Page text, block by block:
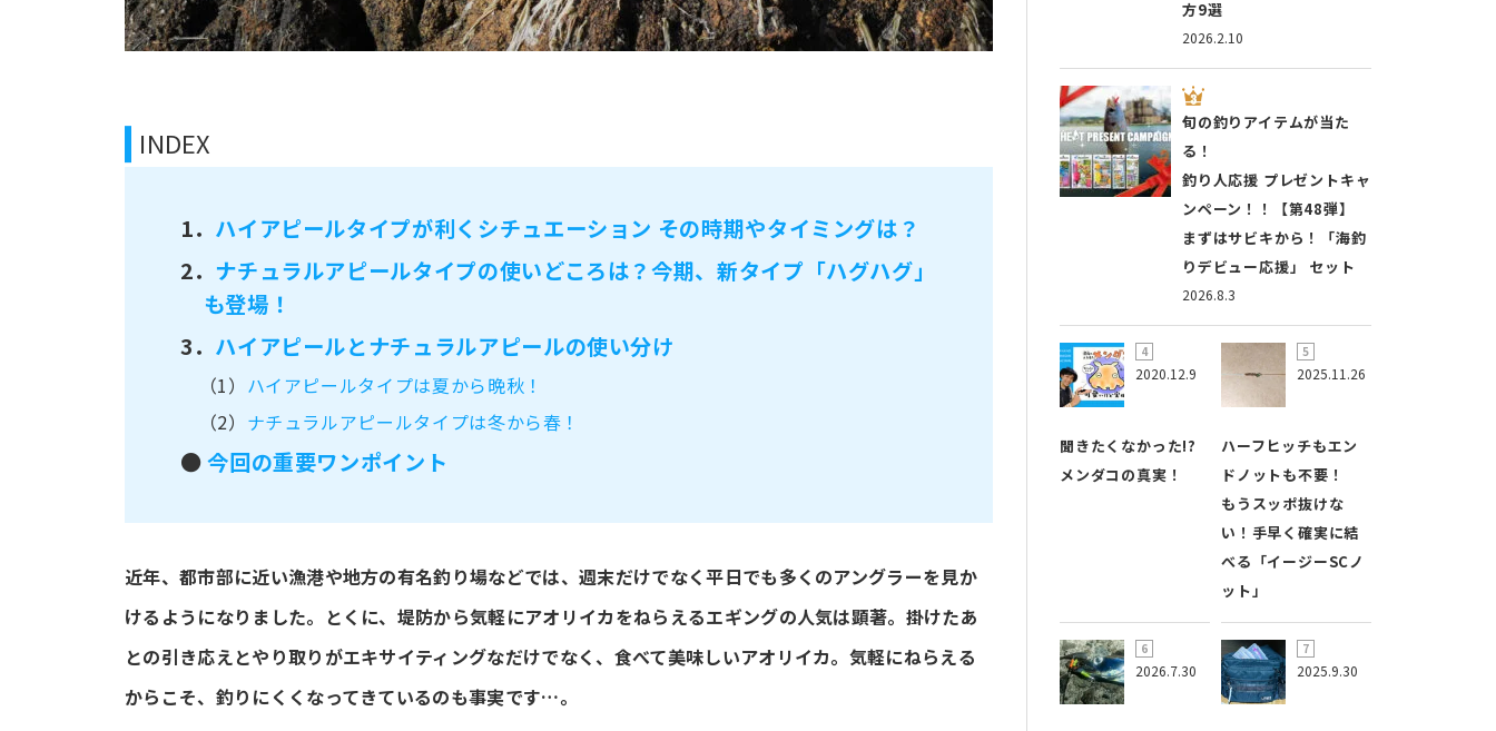
INDEX
1． ハイアピールタイプが利くシチュエーション その時期やタイミングは？
2． ナチュラルアピールタイプの使いどころは？今期、新タイプ「ハグハグ」
も登場！
3． ハイアピールとナチュラルアピールの使い分け
（1） ハイアピールタイプは夏から晩秋！
（2） ナチュラルアピールタイプは冬から春！
●今回の重要ワンポイント
近年、都市部に近い漁港や地方の有名釣り場などでは、週末だけでなく平日でも多くのアングラーを見か
けるようになりました。とくに、堤防から気軽にアオリイカをねらえるエギングの人気は顕著。掛けたあ
との引き応えとやり取りがエキサイティングなだけでなく、食べて美味しいアオリイカ。気軽にねらえる
からこそ、釣りにくくなってきているのも事実です…。
2026.2.10
方9選
2026.8.3
旬の釣りアイテムが当た
る！
釣り人応援 プレゼントキャ
ンペーン！！【第48弾】
まずはサビキから！「海釣
りデビュー応援」 セット
2020.12.9
聞きたくなかった!?
メンダコの真実！
2025.11.26
ハーフヒッチもエン
ドノットも不要！
もうスッポ抜けな
い！手早く確実に結
べる「イージーSCノ
ット」
2026.7.30 2025.9.30